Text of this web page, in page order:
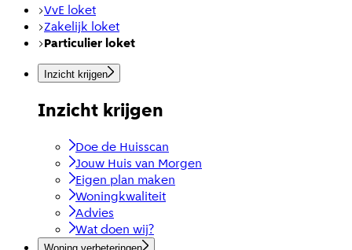
VvE loket
Zakelijk loket
Particulier loket
Inzicht krijgen
Inzicht krijgen
Doe de Huisscan
Jouw Huis van Morgen
Eigen plan maken
Woningkwaliteit
Advies
Wat doen wij?